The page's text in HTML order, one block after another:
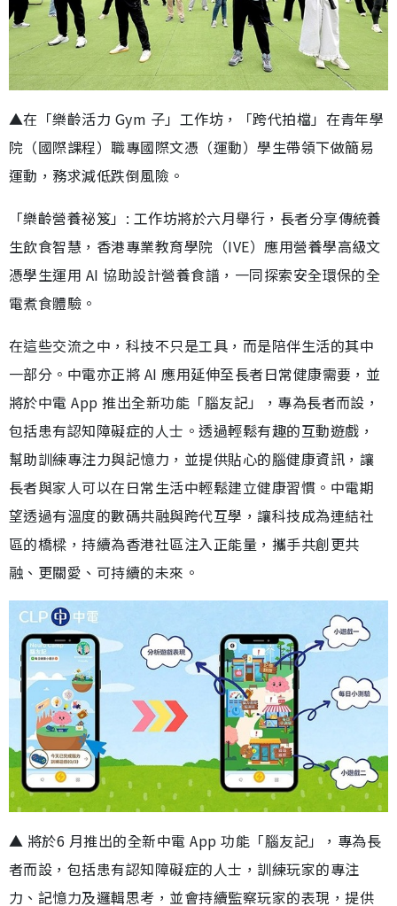
▲在「樂齡活力 Gym 子」工作坊，「跨代拍檔」在青年學
院（國際課程）職專國際文憑（運動）學生帶領下做簡易
運動，務求減低跌倒風險。
「樂齡營養祕笈」: 工作坊將於六月舉行，長者分享傳統養
生飲食智慧，香港專業教育學院（IVE）應用營養學高級文
憑學生運用 AI 協助設計營養食譜，一同探索安全環保的全
電煮食體驗。
在這些交流之中，科技不只是工具，而是陪伴生活的其中
一部分。中電亦正將 AI 應用延伸至長者日常健康需要，並
將於中電 App 推出全新功能「腦友記」，專為長者而設，
包括患有認知障礙症的人士。透過輕鬆有趣的互動遊戲，
幫助訓練專注力與記憶力，並提供貼心的腦健康資訊，讓
長者與家人可以在日常生活中輕鬆建立健康習慣。中電期
望透過有溫度的數碼共融與跨代互學，讓科技成為連結社
區的橋樑，持續為香港社區注入正能量，攜手共創更共
融、更關愛、可持續的未來。
▲ 將於6 月推出的全新中電 App 功能「腦友記」，專為長
者而設，包括患有認知障礙症的人士，訓練玩家的專注
力、記憶力及邏輯思考，並會持續監察玩家的表現，提供